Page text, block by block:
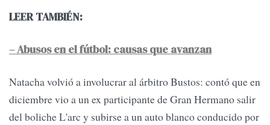
LEER TAMBIÉN:
– Abusos en el fútbol: causas que avanzan
Natacha volvió a involucrar al árbitro Bustos: contó que en
diciembre vio a un ex participante de Gran Hermano salir
del boliche L'arc y subirse a un auto blanco conducido por